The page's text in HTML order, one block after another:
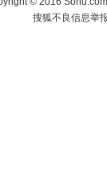
搜狐不良信息举